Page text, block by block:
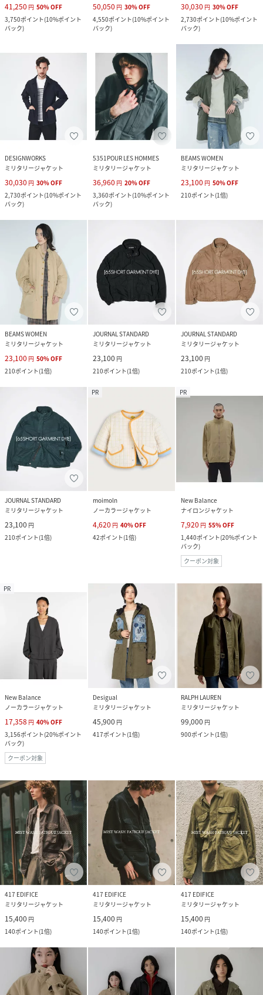
41,250 円 50%OFF
3,750ポイント(10%ポイント
バック)
50,050 円 30%OFF
4,550ポイント(10%ポイント
バック)
30,030 円 30%OFF
2,730ポイント(10%ポイント
バック)
DESIGNWORKS
ミリタリージャケット
30,030 円 30%OFF
2,730ポイント(10%ポイント
バック)
5351POUR LES HOMMES
ミリタリージャケット
36,960 円 20%OFF
3,360ポイント(10%ポイント
バック)
BEAMS WOMEN
ミリタリージャケット
23,100 円 50%OFF
210ポイント(1倍)
BEAMS WOMEN
ミリタリージャケット
23,100 円 50%OFF
210ポイント(1倍)
JOURNAL STANDARD
ミリタリージャケット
23,100 円
210ポイント(1倍)
JOURNAL STANDARD
ミリタリージャケット
23,100 円
210ポイント(1倍)
JOURNAL STANDARD
ミリタリージャケット
23,100 円
210ポイント(1倍)
PR
moimoln
ノーカラージャケット
4,620 円 40%OFF
42ポイント(1倍)
PR
New Balance
ナイロンジャケット
7,920 円 55%OFF
1,440ポイント(20%ポイント
バック)
クーポン対象
PR
New Balance
ノーカラージャケット
17,358 円 40%OFF
3,156ポイント(20%ポイント
バック)
クーポン対象
Desigual
ミリタリージャケット
45,900 円
417ポイント(1倍)
RALPH LAUREN
ミリタリージャケット
99,000 円
900ポイント(1倍)
417 EDIFICE
ミリタリージャケット
15,400 円
140ポイント(1倍)
417 EDIFICE
ミリタリージャケット
15,400 円
140ポイント(1倍)
417 EDIFICE
ミリタリージャケット
15,400 円
140ポイント(1倍)